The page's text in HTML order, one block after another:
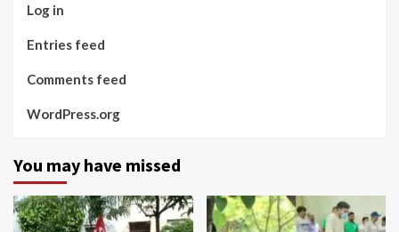
Log in
Entries feed
Comments feed
WordPress.org
You may have missed